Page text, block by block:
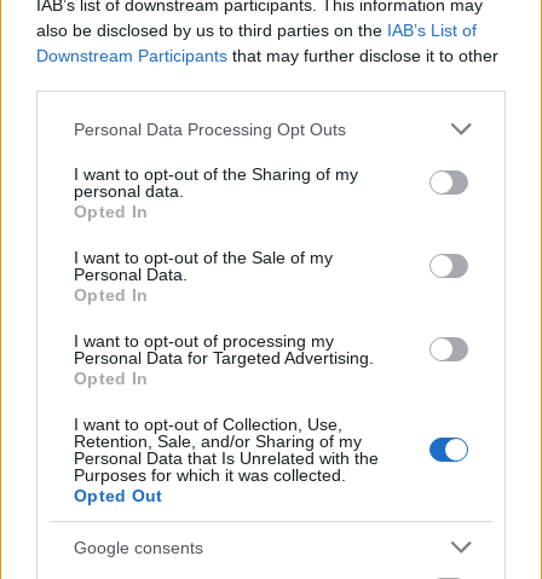
IAB’s list of downstream participants. This information may
also be disclosed by us to third parties on the IAB’s List of
Downstream Participants that may further disclose it to other
Please note that this website/app uses one or more Google
not limited to your visit or usage behaviour. You may click to
grant or deny consent to Google and its third-party tags to
use your data for below specified purposes in below Google
consent section.
Personal Data Processing Opt Outs
I want to opt-out of the Sharing of my
personal data.
Opted In
I want to opt-out of the Sale of my
Personal Data.
Opted In
I want to opt-out of processing my
Personal Data for Targeted Advertising.
Opted In
I want to opt-out of Collection, Use,
Retention, Sale, and/or Sharing of my
Personal Data that Is Unrelated with the
Purposes for which it was collected.
Opted Out
Google consents
MOLDOVAN
Ahijado.
Estos jugadores son duda
el puesto de Fonseca.
SofaScore, la prestigiosa app y
otorgar las calificaciones por
rendimiento de los futbolistas en
Comunio.es. A continuación
frecuentes sobre SofaScore.